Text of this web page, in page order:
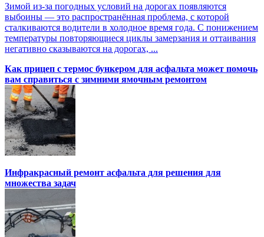
Зимой из-за погодных условий на дорогах появляются
выбоины — это распространённая проблема, с которой
сталкиваются водители в холодное время года. С понижением
температуры повторяющиеся циклы замерзания и оттаивания
негативно сказываются на дорогах, ...
Как прицеп с термоc бункером для асфальта может помочь
вам справиться с зимними ямочным ремонтом
Инфракрасный ремонт асфальта для решения для
множества задач